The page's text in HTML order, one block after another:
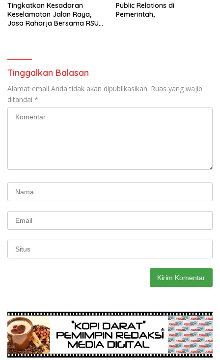
Tingkatkan Kesadaran
Keselamatan Jalan Raya,
Jasa Raharja Bersama RSU
Public Relations di
Pemerintah,
Tinggalkan Balasan
Alamat email Anda tidak akan dipublikasikan. Ruas yang wajib
ditandai *